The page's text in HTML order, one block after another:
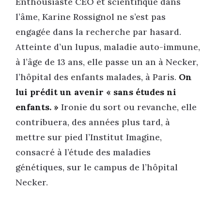
l’âme, Karine Rossignol ne s’est pas
engagée dans la recherche par hasard.
Atteinte d’un lupus, maladie auto-immune,
à l’âge de 13 ans, elle passe un an à Necker,
l’hôpital des enfants malades, à Paris. On
lui prédit un avenir « sans études ni
enfants. » Ironie du sort ou revanche, elle
contribuera, des années plus tard, à
mettre sur pied l’Institut Imagine,
consacré à l’étude des maladies
génétiques, sur le campus de l’hôpital
Necker.